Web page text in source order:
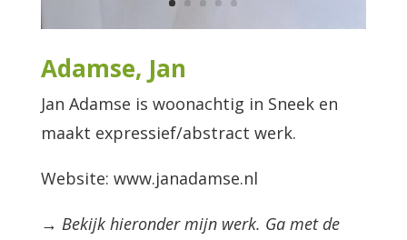
Adamse, Jan
Jan Adamse is woonachtig in Sneek en
maakt expressief/abstract werk.
Website: www.janadamse.nl
→ Bekijk hieronder mijn werk. Ga met de